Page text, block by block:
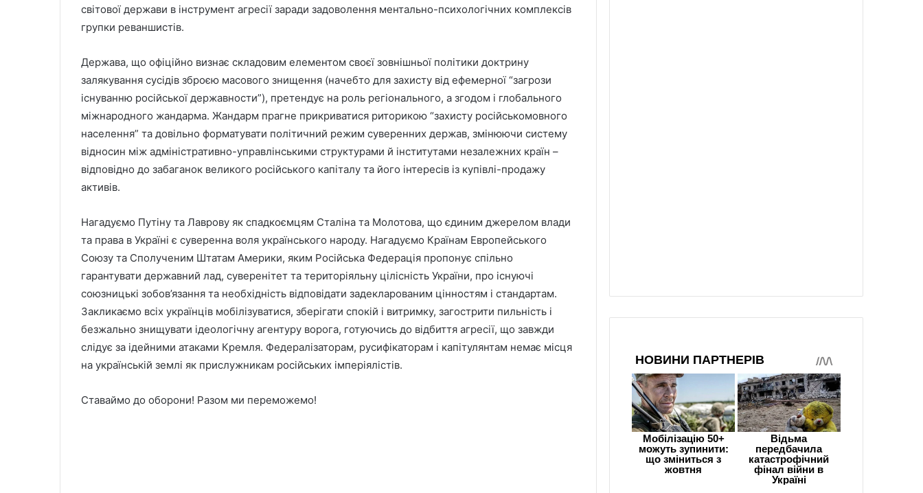
світової держави в інструмент агресії заради задоволення ментально-психологічних комплексів
групки реваншистів.
Держава, що офіційно визнає складовим елементом своєї зовнішньої політики доктрину
залякування сусідів зброєю масового знищення (начебто для захисту від ефемерної “загрози
існуванню російської державности”), претендує на роль регіонального, а згодом і глобального
міжнародного жандарма. Жандарм прагне прикриватися риторикою “захисту російськомовного
населення” та довільно форматувати політичний режим суверенних держав, змінюючи систему
відносин між адміністративно-управлінськими структурами й інститутами незалежних країн –
відповідно до забаганок великого російського капіталу та його інтересів із купівлі-продажу
активів.
Нагадуємо Путіну та Лаврову як спадкоємцям Сталіна та Молотова, що єдиним джерелом влади
та права в Україні є суверенна воля українського народу. Нагадуємо Країнам Европейського
Союзу та Сполученим Штатам Америки, яким Російська Федерація пропонує спільно
гарантувати державний лад, суверенітет та територіяльну цілісність України, про існуючі
союзницькі зобов’язання та необхідність відповідати задекларованим цінностям і стандартам.
Закликаємо всіх українців мобілізуватися, зберігати спокій і витримку, загострити пильність і
безжально знищувати ідеологічну агентуру ворога, готуючись до відбиття агресії, що завжди
слідує за ідейними атаками Кремля. Федералізаторам, русифікаторам і капітулянтам немає місця
на українській землі як прислужникам російських імперіялістів.
Ставаймо до оборони! Разом ми переможемо!